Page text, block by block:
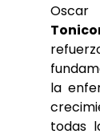
Oscar
la
todas